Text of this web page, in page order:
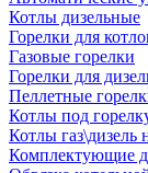
Котлы дизельные
Горелки для
Газовые горелки
Горелки для
Пеллетные
Котлы под
Котлы газ\дизель
Комплектующие